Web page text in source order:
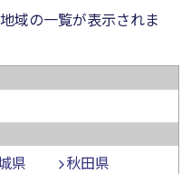
域の一覧が表示されま
県
秋田県